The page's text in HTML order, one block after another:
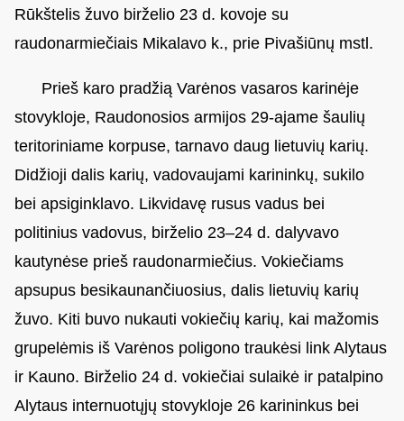
Rūkštelis žuvo birželio 23 d. kovoje su
raudonarmiečiais Mikalavo k., prie Pivašiūnų mstl.
Prieš karo pradžią Varėnos vasaros karinėje
stovykloje, Raudonosios armijos 29-ajame šaulių
teritoriniame korpuse, tarnavo daug lietuvių karių.
Didžioji dalis karių, vadovaujami karininkų, sukilo
bei apsiginklavo. Likvidavę rusus vadus bei
politinius vadovus, birželio 23–24 d. dalyvavo
kautynėse prieš raudonarmiečius. Vokiečiams
apsupus besikaunančiuosius, dalis lietuvių karių
žuvo. Kiti buvo nukauti vokiečių karių, kai mažomis
grupelėmis iš Varėnos poligono traukėsi link Alytaus
ir Kauno. Birželio 24 d. vokiečiai sulaikė ir patalpino
Alytaus internuotųjų stovykloje 26 karininkus bei